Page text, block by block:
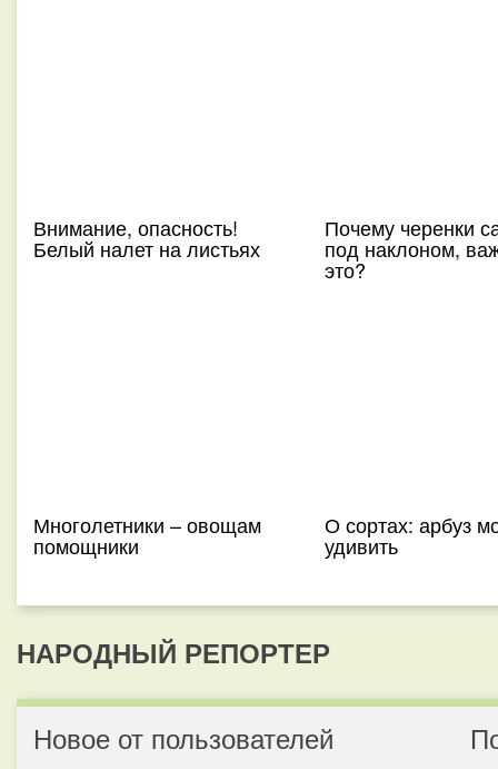
Внимание, опасность!
Белый налет на листьях
Почему черенки
под наклоном,
это?
Многолетники – овощам
помощники
О сортах: арбуз
удивить
НАРОДНЫЙ РЕПОРТЕР
Новое от пользователей